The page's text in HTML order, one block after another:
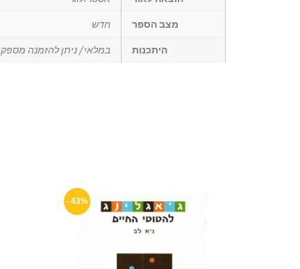
מצב הספר חדש
היתכנות במלאי / ניתן להזמנה מספק
43% -